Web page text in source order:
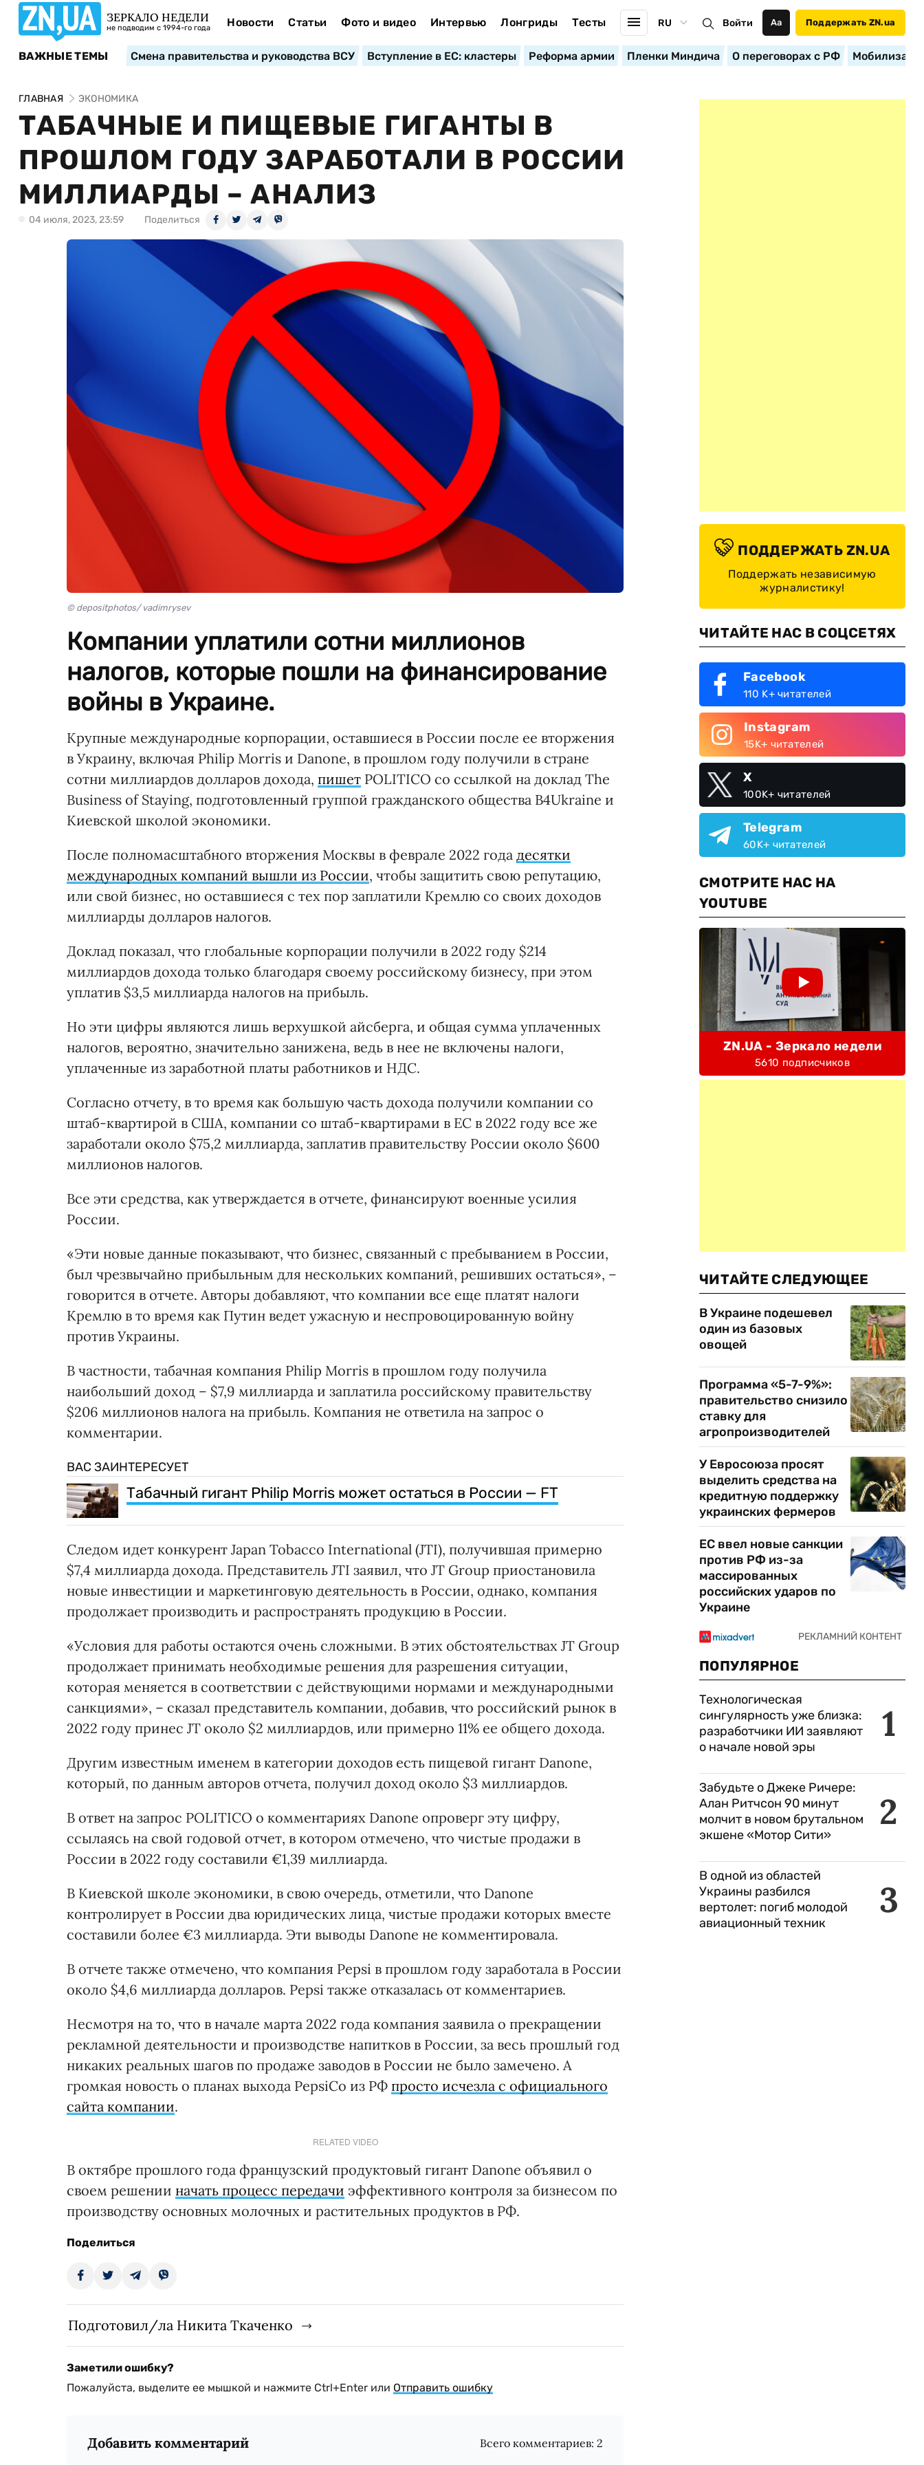
ЗЕРКАЛО НЕДЕЛИ
не подводим с 1994-го года Новости Статьи Фото и видео Интервью Лонгриды Тесты RU Войти Аа Поддержать ZN.ua
ВАЖНЫЕ ТЕМЫ Смена правительства и руководства ВСУ Вступление в ЕС: кластеры Реформа армии Пленки Миндича О переговорах с РФ
ГЛАВНАЯ ЭКОНОМИКА
ТАБАЧНЫЕ И ПИЩЕВЫЕ ГИГАНТЫ В
ПРОШЛОМ ГОДУ ЗАРАБОТАЛИ В РОССИИ
МИЛЛИАРДЫ – АНАЛИЗ
04 июля, 2023, 23:59 Поделиться
© depositphotos/ vadimrysev
Компании уплатили сотни миллионов
налогов, которые пошли на финансирование
войны в Украине.
Крупные международные корпорации, оставшиеся в России после ее вторжения
в Украину, включая Philip Morris и Danone, в прошлом году получили в стране
сотни миллиардов долларов дохода, пишет POLITICO со ссылкой на доклад The
Business of Staying, подготовленный группой гражданского общества B4Ukraine и
Киевской школой экономики.
После полномасштабного вторжения Москвы в феврале 2022 года десятки
международных компаний вышли из России, чтобы защитить свою репутацию,
или свой бизнес, но оставшиеся с тех пор заплатили Кремлю со своих доходов
миллиарды долларов налогов.
Доклад показал, что глобальные корпорации получили в 2022 году $214
миллиардов дохода только благодаря своему российскому бизнесу, при этом
уплатив $3,5 миллиарда налогов на прибыль.
Но эти цифры являются лишь верхушкой айсберга, и общая сумма уплаченных
налогов, вероятно, значительно занижена, ведь в нее не включены налоги,
уплаченные из заработной платы работников и НДС.
Согласно отчету, в то время как большую часть дохода получили компании со
штаб-квартирой в США, компании со штаб-квартирами в ЕС в 2022 году все же
заработали около $75,2 миллиарда, заплатив правительству России около $600
миллионов налогов.
Все эти средства, как утверждается в отчете, финансируют военные усилия
России.
«Эти новые данные показывают, что бизнес, связанный с пребыванием в России,
был чрезвычайно прибыльным для нескольких компаний, решивших остаться», –
говорится в отчете. Авторы добавляют, что компании все еще платят налоги
Кремлю в то время как Путин ведет ужасную и неспровоцированную войну
против Украины.
В частности, табачная компания Philip Morris в прошлом году получила
наибольший доход – $7,9 миллиарда и заплатила российскому правительству
$206 миллионов налога на прибыль. Компания не ответила на запрос о
комментарии.
ВАС ЗАИНТЕРЕСУЕТ
Табачный гигант Philip Morris может остаться в России — FT
Следом идет конкурент Japan Tobacco International (JTI), получившая примерно
$7,4 миллиарда дохода. Представитель JTI заявил, что JT Group приостановила
новые инвестиции и маркетинговую деятельность в России, однако, компания
продолжает производить и распространять продукцию в России.
«Условия для работы остаются очень сложными. В этих обстоятельствах JT Group
продолжает принимать необходимые решения для разрешения ситуации,
которая меняется в соответствии с действующими нормами и международными
санкциями», – сказал представитель компании, добавив, что российский рынок в
2022 году принес JT около $2 миллиардов, или примерно 11% ее общего дохода.
Другим известным именем в категории доходов есть пищевой гигант Danone,
который, по данным авторов отчета, получил доход около $3 миллиардов.
В ответ на запрос POLITICO о комментариях Danone опроверг эту цифру,
ссылаясь на свой годовой отчет, в котором отмечено, что чистые продажи в
России в 2022 году составили €1,39 миллиарда.
В Киевской школе экономики, в свою очередь, отметили, что Danone
контролирует в России два юридических лица, чистые продажи которых вместе
составили более €3 миллиарда. Эти выводы Danone не комментировала.
В отчете также отмечено, что компания Pepsi в прошлом году заработала в России
около $4,6 миллиарда долларов. Pepsi также отказалась от комментариев.
Несмотря на то, что в начале марта 2022 года компания заявила о прекращении
рекламной деятельности и производстве напитков в России, за весь прошлый год
никаких реальных шагов по продаже заводов в России не было замечено. А
громкая новость о планах выхода PepsiCo из РФ просто исчезла с официального
сайта компании.
RELATED VIDEO
В октябре прошлого года французский продуктовый гигант Danone объявил о
своем решении начать процесс передачи эффективного контроля за бизнесом по
производству основных молочных и растительных продуктов в РФ.
Поделиться
Подготовил/ла Никита Ткаченко
Заметили ошибку?
Пожалуйста, выделите ее мышкой и нажмите Ctrl+Enter или Отправить ошибку
Добавить комментарий Всего комментариев:2
ПОДДЕРЖАТЬ ZN.UA
Поддержать независимую
журналистику!
ЧИТАЙТЕ НАС В СОЦСЕТЯХ
Facebook
110 K+ читателей
Instagram
15K+ читателей
X
100K+ читателей
Telegram
60K+ читателей
СМОТРИТЕ НАС НА
YOUTUBE
ZN.UA - Зеркало недели
5610 подписчиков
ЧИТАЙТЕ СЛЕДУЮЩЕЕ
В Украине подешевел
один из базовых
овощей
Программа «5-7-9%»:
правительство снизило
ставку для
агропроизводителей
У Евросоюза просят
выделить средства на
кредитную поддержку
украинских фермеров
ЕС ввел новые санкции
против РФ из-за
массированных
российских ударов по
Украине
ПОПУЛЯРНОЕ
1
Технологическая
сингулярность уже близка:
разработчики ИИ заявляют
о начале новой эры
2
Забудьте о Джеке Ричере:
Алан Ритчсон 90 минут
молчит в новом брутальном
экшене «Мотор Сити»
3
В одной из областей
Украины разбился
вертолет: погиб молодой
авиационный техник